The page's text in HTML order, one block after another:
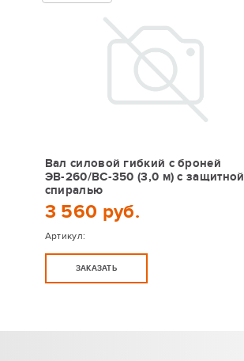
Вал силовой гибкий с броней
ЭВ-260/ВС-350 (3,0 м) с защитной
спиралью
3 560 руб.
Артикул:
ЗАКАЗАТЬ